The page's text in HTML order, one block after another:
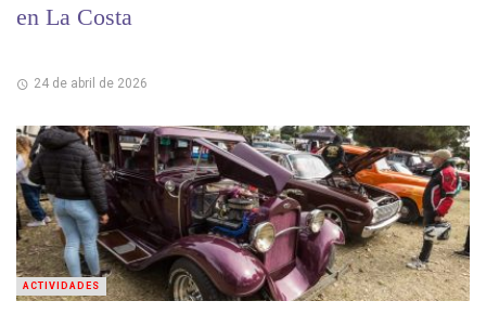
en La Costa
24 de abril de 2026
ACTIVIDADES